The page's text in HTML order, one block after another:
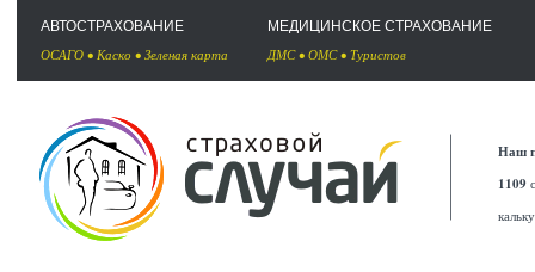
АВТОСТРАХОВАНИЕ
ОСАГО • Каско • Зеленая карта
МЕДИЦИНСКОЕ СТРАХОВАНИЕ
ДМС• ОМС• Туристов
Наш
1109